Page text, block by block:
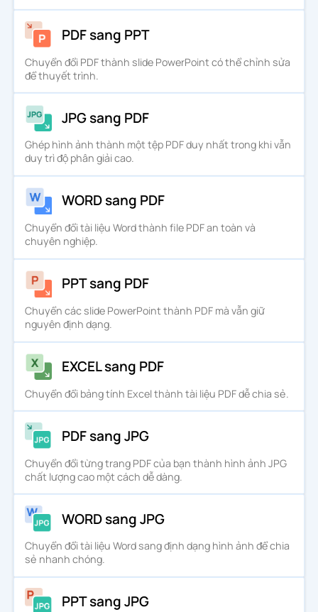
PDF sang PPT
Chuyển đổi PDF thành slide PowerPoint có thể chỉnh sửa
để thuyết trình.
JPG sang PDF
Ghép hình ảnh thành một tệp PDF duy nhất trong khi vẫn
duy trì độ phân giải cao.
WORD sang PDF
Chuyển đổi tài liệu Word thành file PDF an toàn và
chuyên nghiệp.
PPT sang PDF
Chuyển các slide PowerPoint thành PDF mà vẫn giữ
nguyên định dạng.
EXCEL sang PDF
Chuyển đổi bảng tính Excel thành tài liệu PDF dễ chia sẻ.
PDF sang JPG
Chuyển đổi từng trang PDF của bạn thành hình ảnh JPG
chất lượng cao một cách dễ dàng.
WORD sang JPG
Chuyển đổi tài liệu Word sang định dạng hình ảnh để chia
sẻ nhanh chóng.
PPT sang JPG